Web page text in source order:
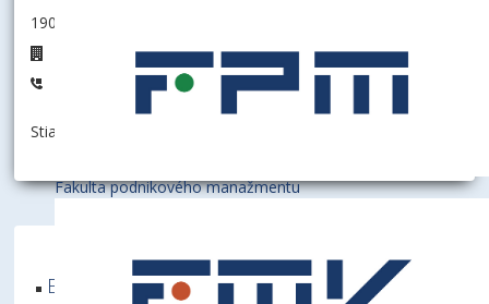
Fakulta podnikového manažmentu
190014 - Oddelenie prevádzky a investícií
+421 2 6729 5257
Stiahnuť informáciu ako:
Ekonomická univerzita v Bratislave je členom